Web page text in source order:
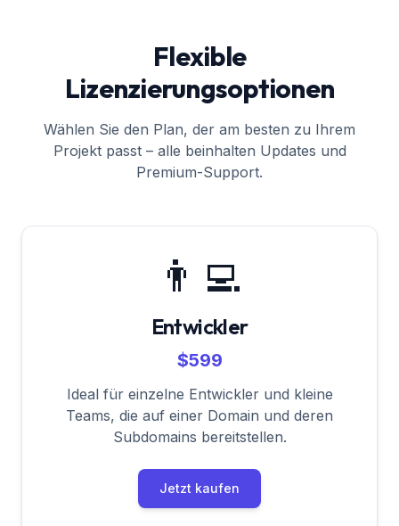
Flexible
Lizenzierungsoptionen
Wählen Sie den Plan, der am besten zu Ihrem
Projekt passt – alle beinhalten Updates und
Premium-Support.
👨‍💻
Entwickler
$599
Ideal für einzelne Entwickler und kleine
Teams, die auf einer Domain und deren
Subdomains bereitstellen.
Jetzt kaufen